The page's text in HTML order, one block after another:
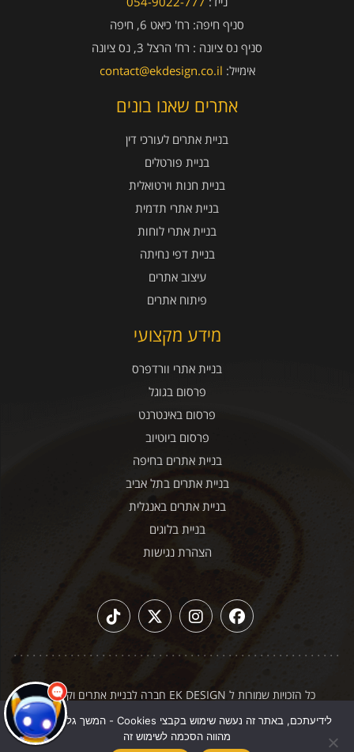
סניף חיפה: רח' כיאט 6, חיפה
סניף נס ציונה : רח' הרצל 3, נס ציונה
אימייל: contact@ekdesign.co.il
אתרים שאנו בונים
בניית אתרים לעורכי דין
בניית פורטלים
בניית חנות וירטואלית
בניית אתרי תדמית
בניית אתרי לוחות
בניית דפי נחיתה
עיצוב אתרים
פיתוח אתרים
מידע מקצועי
בניית אתרי וורדפרס
פרסום בגוגל
פרסום באינטרנט
פרסום ביוטיוב
בניית אתרים בחיפה
בניית אתרים בתל אביב
בניית אתרים באנגלית
בניית בלוגים
הצהרת נגישות
כל הזכויות שמורות ל EK DESIGN חברה לבניית אתרים וקידום
|
לידיעתכם, באתר זה נעשה שימוש בקבצי Cookies - המשך גלישה באתר
מהווה הסכמה לשימוש זה